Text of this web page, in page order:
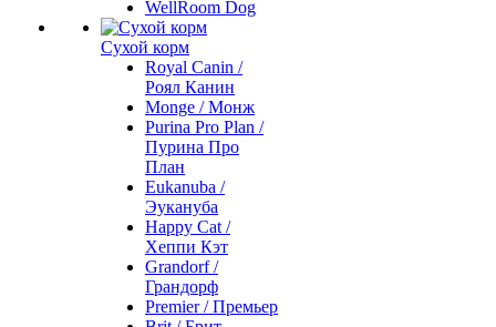
WellRoom Dog
Сухой корм
Royal Canin /
Роял Канин
Monge / Монж
Purina Pro Plan /
Пурина Про
План
Eukanuba /
Эукануба
Happy Cat /
Хеппи Кэт
Grandorf /
Грандорф
Premier / Премьер